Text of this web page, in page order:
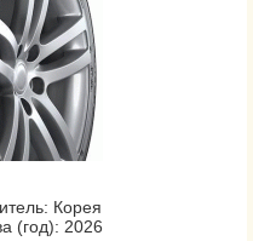
Корея
(год): 2026